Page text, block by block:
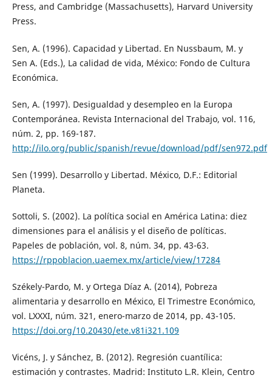
Press, and Cambridge (Massachusetts), Harvard University
Press.
Sen, A. (1996). Capacidad y Libertad. En Nussbaum, M. y
Sen A. (Eds.), La calidad de vida, México: Fondo de Cultura
Económica.
Sen, A. (1997). Desigualdad y desempleo en la Europa
Contemporánea. Revista Internacional del Trabajo, vol. 116,
núm. 2, pp. 169-187.
http://ilo.org/public/spanish/revue/download/pdf/sen972.pdf
Sen (1999). Desarrollo y Libertad. México, D.F.: Editorial
Planeta.
Sottoli, S. (2002). La política social en América Latina: diez
dimensiones para el análisis y el diseño de políticas.
Papeles de población, vol. 8, núm. 34, pp. 43-63.
https://rppoblacion.uaemex.mx/article/view/17284
Székely-Pardo, M. y Ortega Díaz A. (2014), Pobreza
alimentaria y desarrollo en México, El Trimestre Económico,
vol. LXXXI, núm. 321, enero-marzo de 2014, pp. 43-105.
https://doi.org/10.20430/ete.v81i321.109
Vicéns, J. y Sánchez, B. (2012). Regresión cuantílica:
estimación y contrastes. Madrid: Instituto L.R. Klein, Centro